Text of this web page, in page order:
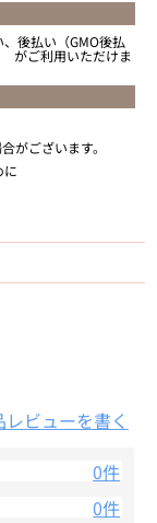
後払い（GMO後払
がご利用いただけま
がございます。
に
レビューを書く
0件
0件